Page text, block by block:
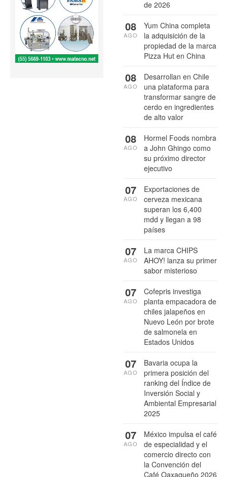
de 2026
Yum China completa
la adquisición de la
propiedad de la marca
Pizza Hut en China
08
AGO
Desarrollan en Chile
una plataforma para
transformar sangre de
cerdo en ingredientes
de alto valor
08
AGO
Hormel Foods nombra
a John Ghingo como
su próximo director
ejecutivo
08
AGO
Exportaciones de
cerveza mexicana
superan los 6,400
mdd y llegan a 98
países
07
AGO
La marca CHIPS
AHOY! lanza su primer
sabor misterioso
07
AGO
Cofepris investiga
planta empacadora de
chiles jalapeños en
Nuevo León por brote
de salmonela en
Estados Unidos
07
AGO
Bavaria ocupa la
primera posición del
ranking del Índice de
Inversión Social y
Ambiental Empresarial
2025
07
AGO
México impulsa el café
de especialidad y el
comercio directo con
la Convención del
Café Oaxaqueño 2026
07
AGO